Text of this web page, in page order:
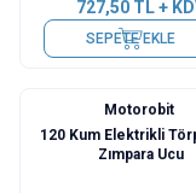
727,50TL +
SEPETE EKLE
Motorobit
120 Kum Elektrikli
Zımpara Ucu